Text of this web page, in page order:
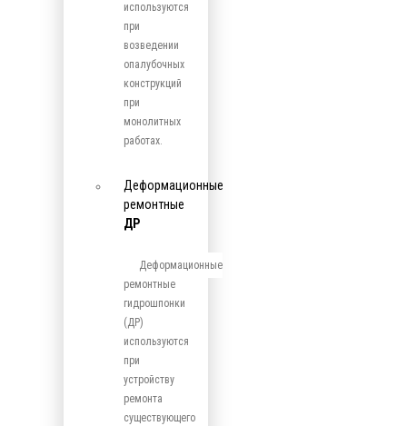
используются
при
возведении
опалубочных
конструкций
при
монолитных
работах.
Деформационные
ремонтные
ДР
Деформационные
ремонтные
гидрошпонки
(ДР)
используются
при
устройству
ремонта
существующего